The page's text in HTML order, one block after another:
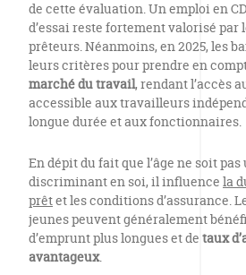
de cette évaluation. Un emploi en
d’essai reste fortement valorisé par
prêteurs. Néanmoins, en 2025, les
leurs critères pour prendre en
marché du travail, rendant l’accès
accessible aux travailleurs
longue durée et aux fonctionnaires.
En dépit du fait que l’âge ne soit
discriminant en soi, il influence la
prêtet les conditions d’assurance.
jeunes peuvent généralement
d’emprunt plus longues et de taux
avantageux.